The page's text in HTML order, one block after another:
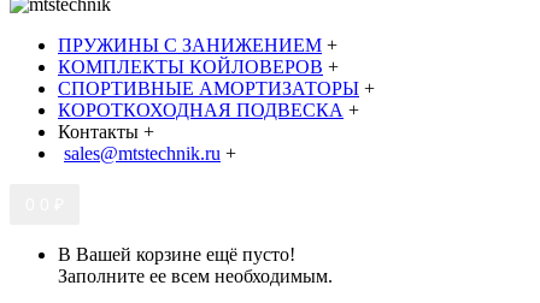
ПРУЖИНЫ С ЗАНИЖЕНИЕМ +
КОМПЛЕКТЫ КОЙЛОВЕРОВ +
СПОРТИВНЫЕ АМОРТИЗАТОРЫ +
КОРОТКОХОДНАЯ ПОДВЕСКА +
Контакты +
sales@mtstechnik.ru +
В Вашей корзине ещё пусто!
Заполните ее всем необходимым.